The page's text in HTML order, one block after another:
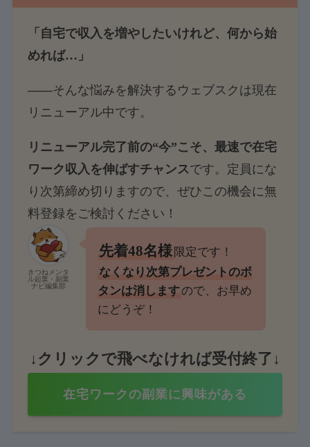
「自宅で収入を増やしたいけれど、何から始
めれば…」
――そんな悩みを解決するウェブスクは現在
リニューアル中です。
リニューアル完了前の“今”こそ、最速で在宅
ワーク収入を伸ばすチャンスです。定員にな
り次第締め切りますので、ぜひこの機会に無
料登録をご検討ください！
きつねメンタ
ル起業・副業
ナビ編集部
先着48名様 限定です！
なくなり次第プレゼントのボ
タンは消しますので、お早め
にどうぞ！
↓クリックで飛べなければ受付終了↓
在宅ワークの副業に興味がある